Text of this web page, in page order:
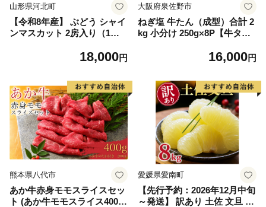
山形県河北町
【令和8年産】 ぶどう シャイ
ンマスカット 2房入り（1房6
産【山形eLab】 ka074-023-r
18,000円
大阪府泉佐野市
ねぎ塩 牛たん（成型）合計 2
kg 小分け 250g×8P【牛タン
16,000円
熊本県八代市
あか牛赤身モモスライスセッ
ト (あか牛モモスライス400
愛媛県愛南町
【先行予約：2026年12月中旬
～発送】 訳あり 土佐 文旦 8k